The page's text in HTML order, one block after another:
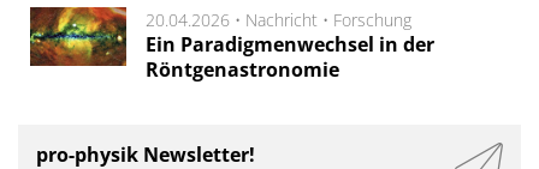
20.04.2026 • Nachricht • Forschung
Ein Paradigmenwechsel in der
Röntgenastronomie
pro-physik Newsletter!